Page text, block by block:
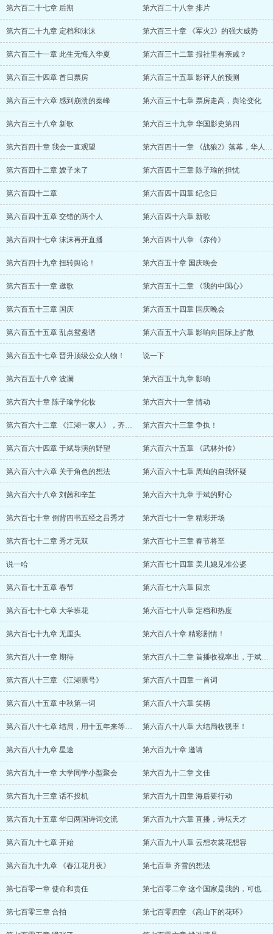
第六百二十七章 后期 第六百二十八章 排片
第六百二十九章 定档和沫沫 第六百三十章 《军火2》的强大威势
第六百三十一章 此生无悔入华夏 第六百三十二章 报社里有亲戚？
第六百三十四章 首日票房 第六百三十五章 影评人的预测
第六百三十六章 感到崩溃的秦峰 第六百三十七章 票房走高，舆论变化
第六百三十八章 新歌 第六百三十九章 华国影史第四
第六百四十章 我会一直观望 第六百四十一章 《战狼2》落幕，华人社区
第六百四十二章 嫂子来了 第六百四十三章 陈子瑜的担忧
第六百四十二章 第六百四十四章 纪念日
第六百四十五章 交错的两个人 第六百四十六章 新歌
第六百四十七章 沫沫再开直播 第六百四十八章 《赤伶》
第六百四十九章 扭转舆论！ 第六百五十章 国庆晚会
第六百五十一章 邀歌 第六百五十二章 《我的中国心》
第六百五十三章 国庆 第六百五十四章 国庆晚会
第六百五十五章 乱点鸳鸯谱 第六百五十六章 影响向国际上扩散
第六百五十七章 晋升顶级公众人物！ 说一下
第六百五十八章 波澜 第六百五十九章 影响
第六百六十章 陈子瑜学化妆 第六百六十一章 情动
第六百六十二章 《江湖一家人》，齐凯的骄 第六百六十三章 争执！
第六百六十四章 于斌导演的野望 第六百六十五章 《武林外传》
第六百六十六章 关于角色的想法 第六百六十七章 周灿的自我怀疑
第六百六十八章 刘茜和辛芷 第六百六十九章 于斌的野心
第六百七十章 倒背四书五经之吕秀才 第六百七十一章 精彩开场
第六百七十二章 秀才无双 第六百七十三章 春节将至
说一哈 第六百七十四章 美儿媳见准公婆
第六百七十五章 春节 第六百七十六章 回京
第六百七十七章 大学班花 第六百七十八章 定档和热度
第六百七十九章 无厘头 第六百八十章 精彩剧情！
第六百八十一章 期待 第六百八十二章 首播收视率出，于斌的惊惶
第六百八十三章 《江湖票号》 第六百八十四章 一首词
第六百八十五章 中秋第一词 第六百八十六章 笑柄
第六百八十七章 结局，用十五年来等一个后 第六百八十八章 大结局收视率！
第六百八十九章 星途 第六百九十章 邀请
第六百九十一章 大学同学小型聚会 第六百九十二章 文佳
第六百九十三章 话不投机 第六百九十四章 海后要行动
第六百九十五章 华日两国诗词交流 第六百九十六章 直播，诗坛天才
第六百九十七章 开始 第六百九十八章 云想衣裳花想容
第六百九十九章 《春江花月夜》 第七百章 齐雪的想法
第七百零一章 使命和责任 第七百零二章 这个国家是我的，可也是你的
第七百零三章 合拍 第七百零四章 《高山下的花环》